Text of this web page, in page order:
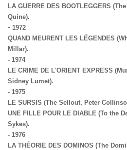
LA GUERRE DES BOOTLEGGERS
Quine).
- 1972
QUAND MEURENT LES LÉGENDES
Millar).
- 1974
LE CRIME DE L'ORIENT EXPRESS
Sidney Lumet).
- 1975
LE SURSIS (The Sellout, Peter
UNE FILLE POUR LE DIABLE (To the
Sykes).
- 1976
LA THÉORIE DES DOMINOS (The